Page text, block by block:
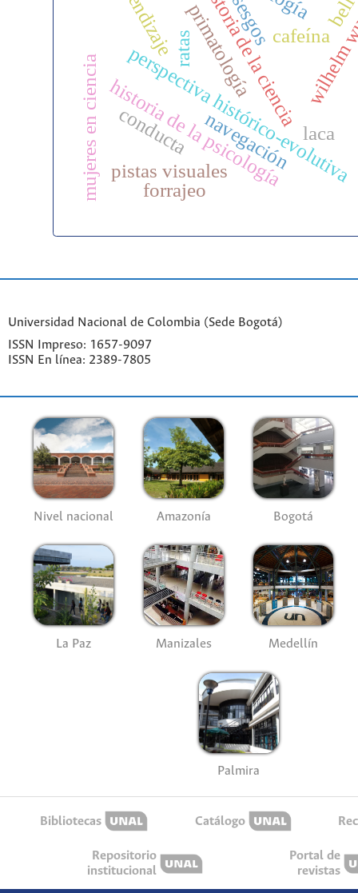
historia de la psicología
perspectiva histórico-evolutiva
historia de la ciencia
mujeres en ciencia laca
sesgos
primatología cafeína
navegación
ratas
pistas visuales
conducta
forrajeo
Universidad Nacional de Colombia (Sede Bogotá)
ISSN Impreso: 1657-9097
ISSN En línea: 2389-7805
Nivel nacional Amazonía Bogotá
La Paz Manizales Medellín
Palmira
Bibliotecas Catálogo
Repositorio
institucional
Portal de
revistas